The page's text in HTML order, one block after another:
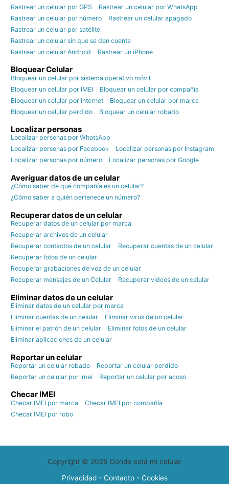
Rastrear un celular por GPS
Rastrear un celular por WhatsApp
Rastrear un celular por número
Rastrear un celular apagado
Rastrear un celular por satélite
Rastrear un celular sin que se den cuenta
Rastrear un celular Android
Rastrear un iPhone
Bloquear Celular
Bloquear un celular por sistema operativo móvil
Bloquear un celular por IMEI
Bloquear un celular por compañía
Bloquear un celular por internet
Bloquear un celular por marca
Bloquear un celular perdido
Bloquear un celular robado
Localizar personas
Localizar personas por WhatsApp
Localizar personas por Facebook
Localizar personas por Instagram
Localizar personas por número
Localizar personas por Google
Averiguar datos de un celular
¿Cómo saber de qué compañía es un celular?
¿Cómo saber a quién pertenece un número?
Recuperar datos de un celular
Recuperar datos de un celular por marca
Recuperar archivos de un celular
Recuperar contactos de un celular
Recuperar cuentas de un celular
Recuperar fotos de un celular
Recuperar grabaciones de voz de un celular
Recuperar mensajes de un Celular
Recuperar videos de un celular
Eliminar datos de un celular
Eliminar datos de un celular por marca
Eliminar cuentas de un celular
Eliminar virus de un celular
Eliminar el patrón de un celular
Eliminar fotos de un celular
Eliminar aplicaciones de un celular
Reportar un celular
Reportar un celular robado
Reportar un celular perdido
Reportar un celular por imei
Reportar un celular por acoso
Checar IMEI
Checar IMEI por marca
Checar IMEI por compañía
Checar IMEI por robo
Copyright © 2026 Dónde está mi celular
Privacidad- Contacto- Cookies